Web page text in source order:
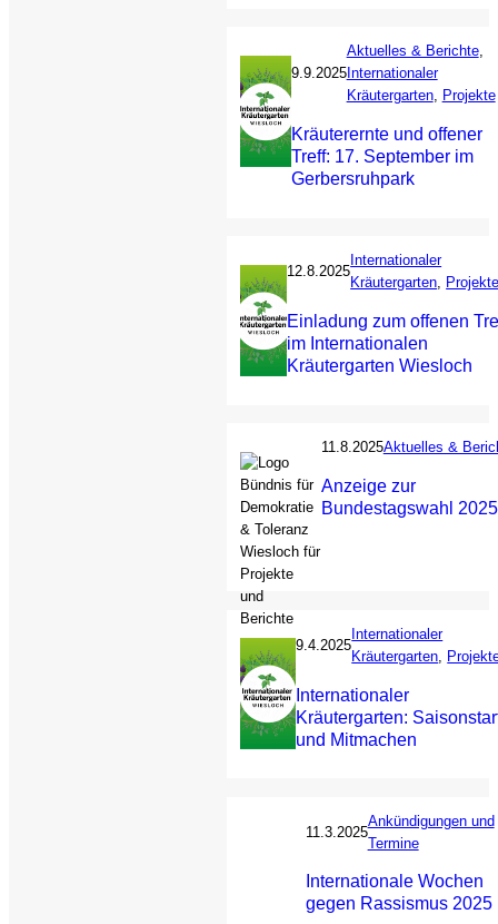
9.9.2025
Aktuelles & Berichte
Internationaler
Kräutergarten, Projekte
Kräuterernte und offener
Treff: 17. September im
Gerbersruhpark
12.8.2025
Internationaler
Kräutergarten,
Einladung zum offenen
im Internationalen
Kräutergarten Wiesloch
11.8.2025Aktuelles &
Anzeige zur
Bundestagswahl 2025
9.4.2025
Internationaler
Kräutergarten
Internationaler
Kräutergarten:
und Mitmachen
11.3.2025
Ankündigungen und
Termine
Internationale Wochen
gegen Rassismus 2025